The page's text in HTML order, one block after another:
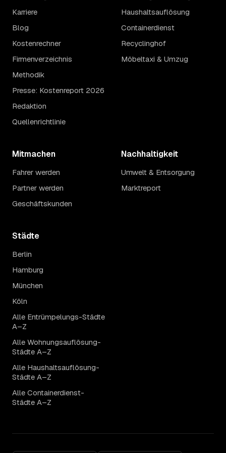
Karriere
Blog
Kostenrechner
Firmenverzeichnis
Methodik
Presse: Kostenreport 2026
Redaktion
Quellenrichtlinie
Haushaltsauflösung
Containerdienst
Recyclinghof
Möbeltaxi & Umzug
Mitmachen
Fahrer werden
Partner werden
Geschäftskunden
Nachhaltigkeit
Umwelt & Entsorgung
Marktreport
Städte
Berlin
Hamburg
München
Köln
Alle Entrümpelungs-Städte
A–Z
Alle Wohnungsauflösung-
Städte A–Z
Alle Haushaltsauflösung-
Städte A–Z
Alle Containerdienst-
Städte A–Z